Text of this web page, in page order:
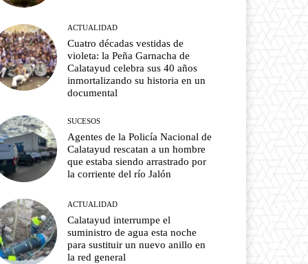
ACTUALIDAD
Cuatro décadas vestidas de
violeta: la Peña Garnacha de
Calatayud celebra sus 40 años
inmortalizando su historia en un
documental
SUCESOS
Agentes de la Policía Nacional de
Calatayud rescatan a un hombre
que estaba siendo arrastrado por
la corriente del río Jalón
ACTUALIDAD
Calatayud interrumpe el
suministro de agua esta noche
para sustituir un nuevo anillo en
la red general